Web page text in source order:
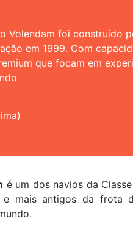
Volendam foi construído
em 1999. Com
que focam em
é um dos navios da
e mais antigos da frota